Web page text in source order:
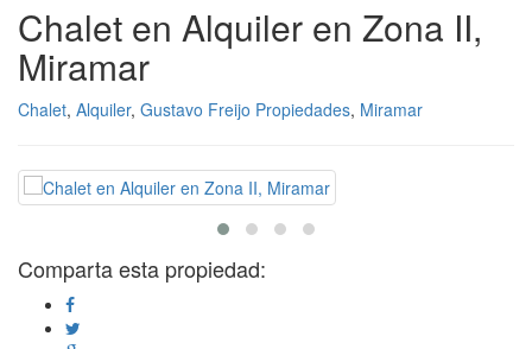
Chalet en Alquiler en Zona II,
Miramar
Chalet, Alquiler, Gustavo Freijo Propiedades, Miramar
Comparta esta propiedad: